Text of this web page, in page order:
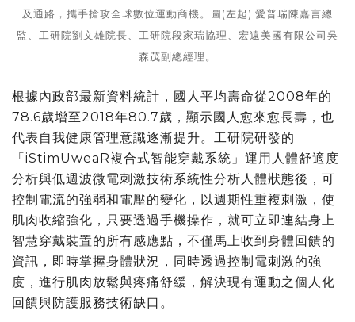
及通路，攜手搶攻全球數位運動商機。圖(左起) 愛普瑞陳嘉言總
監、工研院劉文雄院長、工研院段家瑞協理、宏遠美國有限公司吳
森茂副總經理。
根據內政部最新資料統計，國人平均壽命從2008年的
78.6歲增至2018年80.7歲，顯示國人愈來愈長壽，也
代表自我健康管理意識逐漸提升。工研院研發的
「iStimUweaR複合式智能穿戴系統」運用人體舒適度
分析與低週波微電刺激技術系統性分析人體狀態後，可
控制電流的強弱和電壓的變化，以週期性重複刺激，使
肌肉收縮強化，只要透過手機操作，就可立即連結身上
智慧穿戴裝置的所有感應點，不僅馬上收到身體回饋的
資訊，即時掌握身體狀況，同時透過控制電刺激的強
度，進行肌肉放鬆與疼痛舒緩，解決現有運動之個人化
回饋與防護服務技術缺口。